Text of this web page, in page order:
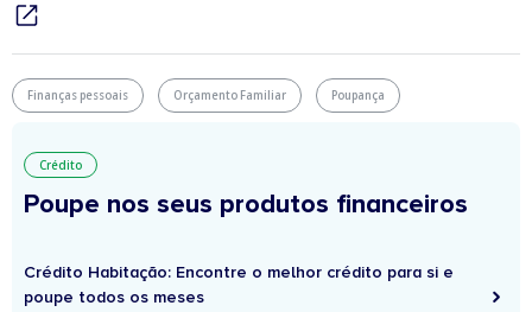
Finanças pessoais Orçamento Familiar Poupança
Crédito
Poupe nos seus produtos financeiros
Crédito Habitação: Encontre o melhor crédito para si e
poupe todos os meses